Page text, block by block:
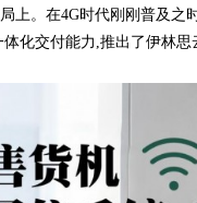
上。在4G时代刚刚普及
化交付能力,推出了伊林